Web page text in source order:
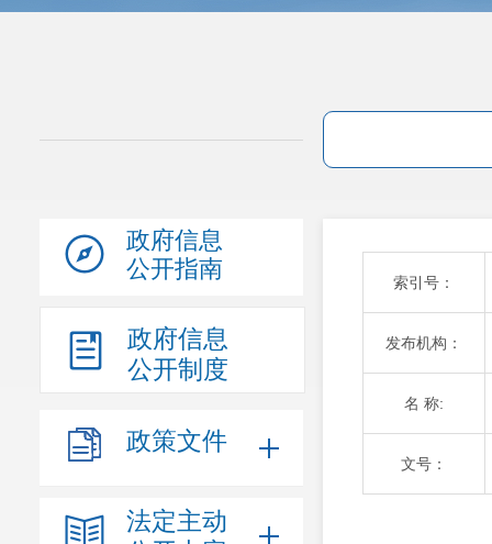
政府信息
公开指南
政府信息
公开制度
政策文件
法定主动
索引号：
发布机构：
名 称:
文号：